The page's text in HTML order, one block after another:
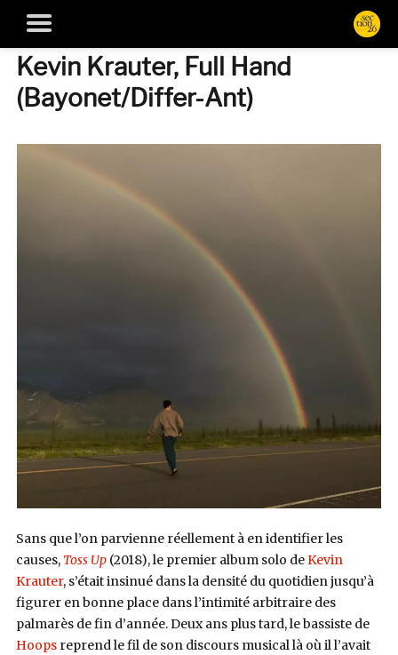
Kevin Krauter, Full Hand
(Bayonet/Differ-Ant)
Sans que l’on parvienne réellement à en identifier les
causes, Toss Up (2018), le premier album solo deKevin
Krauter, s’était insinué dans la densité du quotidien jusqu’à
figurer en bonne place dans l’intimité arbitraire des
palmarès de fin d’année. Deux ans plus tard, le bassiste de
Hoopsreprend le fil de son discours musical là où il l’avait